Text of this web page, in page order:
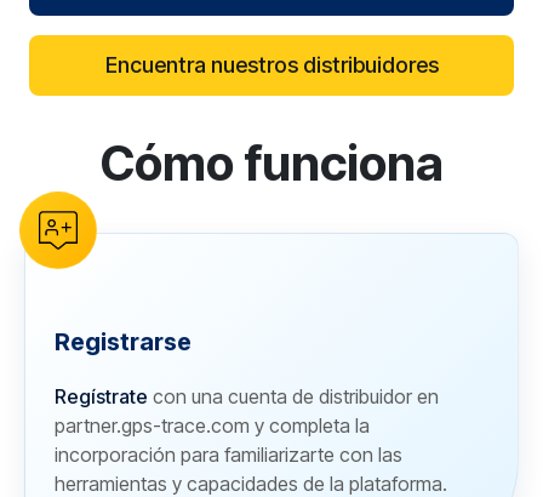
Encuentra nuestros distribuidores
reCAPTCHA verification
Cómo funciona
Registrarse
Regístrate con una cuenta de distribuidor en
partner.gps-trace.com y completa la
incorporación para familiarizarte con las
herramientas y capacidades de la plataforma.